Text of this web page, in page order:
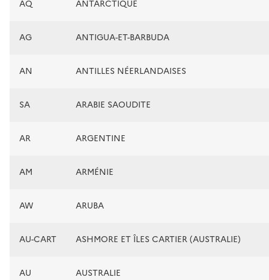
AQ ANTARCTIQUE
AG ANTIGUA-ET-BARBUDA
AN ANTILLES NÉERLANDAISES
SA ARABIE SAOUDITE
AR ARGENTINE
AM ARMÉNIE
AW ARUBA
AU-CART ASHMORE ET ÎLES CARTIER (AUSTRALIE)
AU AUSTRALIE